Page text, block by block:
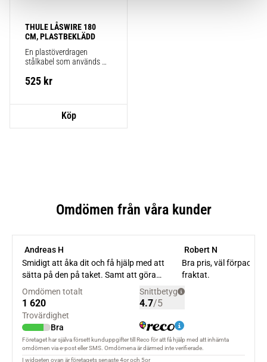
THULE LÅSWIRE 180
CM, PLASTBEKLÄDD
​En plastöverdragen
stålkabel som används
cykelhållaren och ge ett
525 kr